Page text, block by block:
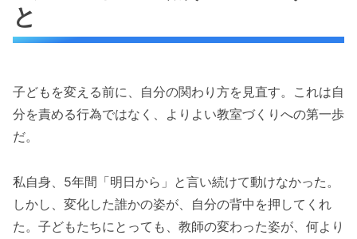
と
子どもを変える前に、自分の関わり方を見直す。これは自
分を責める行為ではなく、よりよい教室づくりへの第一歩
だ。
私自身、5年間「明日から」と言い続けて動けなかった。
しかし、変化した誰かの姿が、自分の背中を押してくれ
た。子どもたちにとっても、教師の変わった姿が、何より